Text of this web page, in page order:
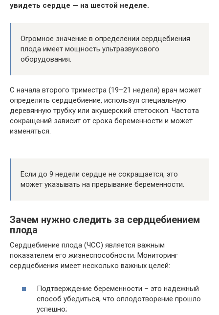
увидеть сердце — на шестой неделе.
Огромное значение в определении сердцебиения
плода имеет мощность ультразвукового
оборудования.
С начала второго триместра (19–21 неделя) врач может
определить сердцебиение, используя специальную
деревянную трубку или акушерский стетоскоп. Частота
сокращений зависит от срока беременности и может
изменяться.
Если до 9 недели сердце не сокращается, это
может указывать на прерывание беременности.
Зачем нужно следить за сердцебиением
плода
Сердцебиение плода (ЧСС) является важным
показателем его жизнеспособности. Мониторинг
сердцебиения имеет несколько важных целей:
Подтверждение беременности – это надежный
способ убедиться, что оплодотворение прошло
успешно;